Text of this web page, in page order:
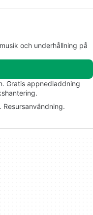
och underhållning på
Gratis appnedladdning